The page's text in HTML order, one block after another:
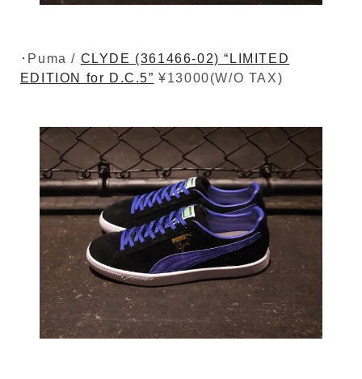
･Puma / CLYDE (361466-02) “LIMITED
EDITION for D.C.5” ¥13000(W/O TAX)